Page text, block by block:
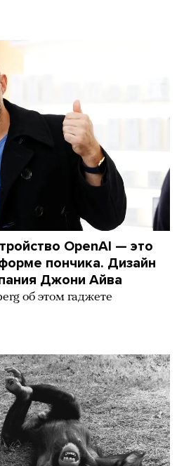
OpenAI — это
пончика. Дизайн
Джони Айва
об этом гаджете